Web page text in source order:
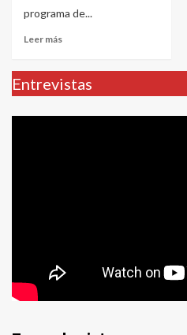
programa de...
Leer más
Entrevistas